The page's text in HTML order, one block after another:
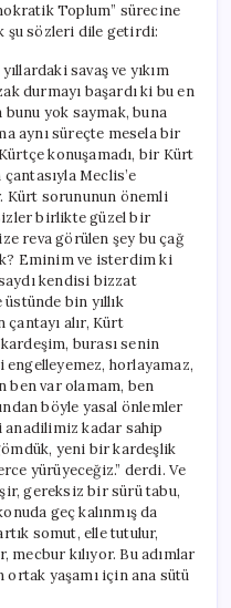
Toplum” sürecine
şu sözleri dile getirdi:
savaş ve yıkım
durmayı başardı ki bu en
bunu yok saymak, buna
aynı süreçte mesela bir
konuşamadı, bir Kürt
Meclis’e
Kürt sorununun önemli
birlikte güzel bir
reva görülen şey bu çağ
Eminim ve isterdim ki
kendisi bizzat
bin yıllık
alır, Kürt
burası senin
horlayamaz,
ben var olamam, ben
böyle yasal önlemler
anadilimiz kadar sahip
yeni bir kardeşlik
yürüyeceğiz.” derdi. Ve
gereksiz bir sürü tabu,
geç kalınmış da
somut, elle tutulur,
kılıyor. Bu adımlar
yaşamı için ana sütü